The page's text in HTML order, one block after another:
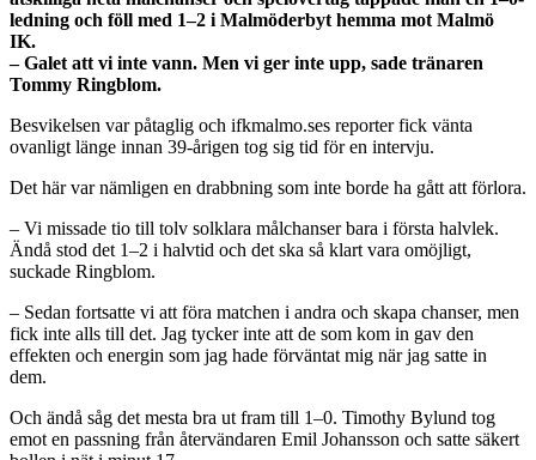
ledning och föll med 1–2 i Malmöderbyt hemma mot Malmö
IK.
– Galet att vi inte vann. Men vi ger inte upp, sade tränaren
Tommy Ringblom.
Besvikelsen var påtaglig och ifkmalmo.ses reporter fick vänta
ovanligt länge innan 39-årigen tog sig tid för en intervju.
Det här var nämligen en drabbning som inte borde ha gått att förlora.
– Vi missade tio till tolv solklara målchanser bara i första halvlek.
Ändå stod det 1–2 i halvtid och det ska så klart vara omöjligt,
suckade Ringblom.
– Sedan fortsatte vi att föra matchen i andra och skapa chanser, men
fick inte alls till det. Jag tycker inte att de som kom in gav den
effekten och energin som jag hade förväntat mig när jag satte in
dem.
Och ändå såg det mesta bra ut fram till 1–0. Timothy Bylund tog
emot en passning från återvändaren Emil Johansson och satte säkert